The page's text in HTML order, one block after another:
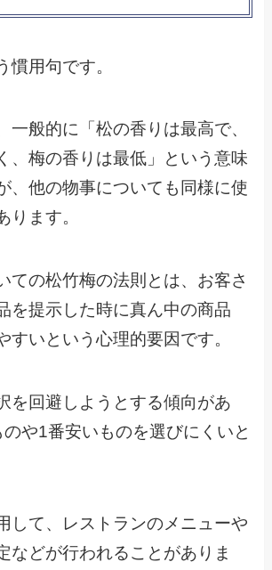
慣用句です。
一般的に「松の香りは最高で、
、梅の香りは最低」という意味
、他の物事についても同様に使
ります。
ての松竹梅の法則とは、お客さ
を提示した時に真ん中の商品
すいという心理的要因です。
を回避しようとする傾向があ
のや1番安いものを選びにくいと
して、レストランのメニューや
などが行われることがありま